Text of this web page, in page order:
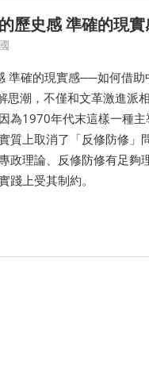
歷史感 準確的現
準確的現實感──如何借
潮，不僅和文革激進派
為1970年代末這樣一種
質上取消了「反修防修
政理論、反修防修有足
踐上受其制約。